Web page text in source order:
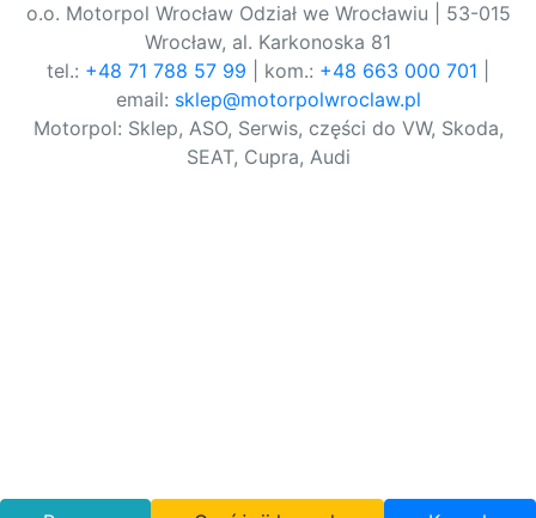
o.o. Motorpol Wrocław Odział we Wrocławiu | 53-015
Wrocław, al. Karkonoska 81
tel.: +48 71 788 57 99 | kom.: +48 663 000 701
email: sklep@motorpolwroclaw.pl
Motorpol: Sklep, ASO, Serwis, części do VW, Skoda,
SEAT, Cupra, Audi